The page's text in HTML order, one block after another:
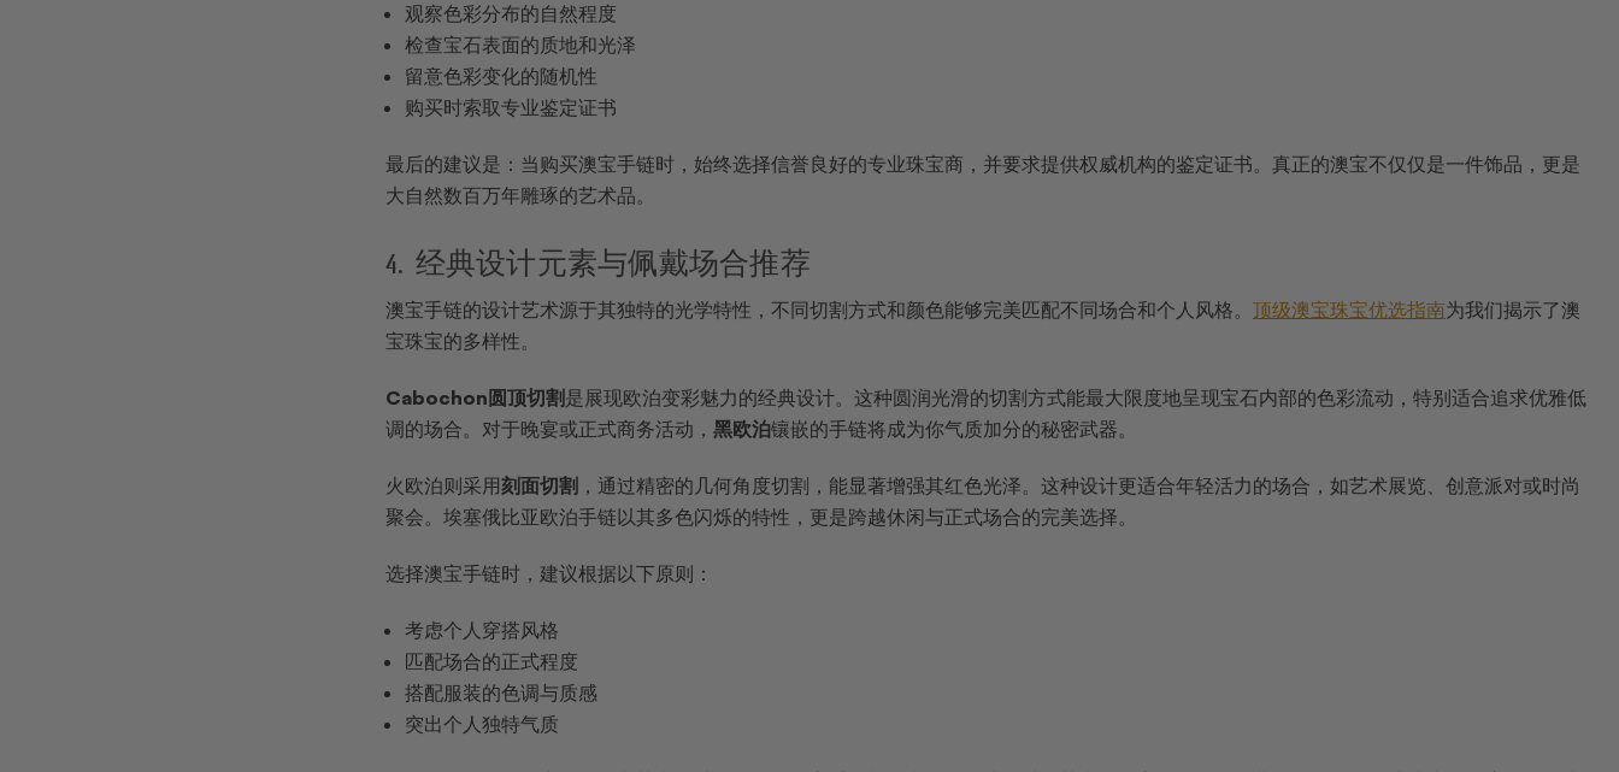
观察色彩分布的自然程度
检查宝石表面的质地和光泽
留意色彩变化的随机性
购买时索取专业鉴定证书
最后的建议是：当购买澳宝手链时，始终选择信誉良好的专业珠宝商，并要求提供权威机构的鉴定证书。真正的澳宝不仅仅是一件饰品，更是
大自然数百万年雕琢的艺术品。
4. 经典设计元素与佩戴场合推荐
澳宝手链的设计艺术源于其独特的光学特性，不同切割方式和颜色能够完美匹配不同场合和个人风格。 顶级澳宝珠宝优选指南为我们揭示了澳
宝珠宝的多样性。
Cabochon圆顶切割 是展现欧泊变彩魅力的经典设计。这种圆润光滑的切割方式能最大限度地呈现宝石内部的色彩流动，特别适合追求优雅低
调的场合。对于晚宴或正式商务活动， 黑欧泊镶嵌的手链将成为你气质加分的秘密武器。
火欧泊则采用刻面切割 ，通过精密的几何角度切割，能显著增强其红色光泽。这种设计更适合年轻活力的场合，如艺术展览、创意派对或时尚
聚会。埃塞俄比亚欧泊手链以其多色闪烁的特性，更是跨越休闲与正式场合的完美选择。
选择澳宝手链时，建议根据以下原则：
考虑个人穿搭风格
匹配场合的正式程度
搭配服装的色调与质感
突出个人独特气质